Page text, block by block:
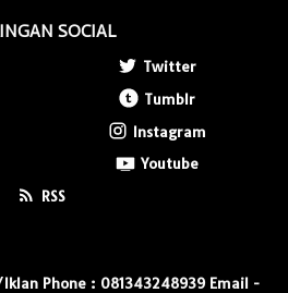
SOCIAL
Twitter
Tumblr
Instagram
Youtube
RSS
Phone : 081343248939 Email -